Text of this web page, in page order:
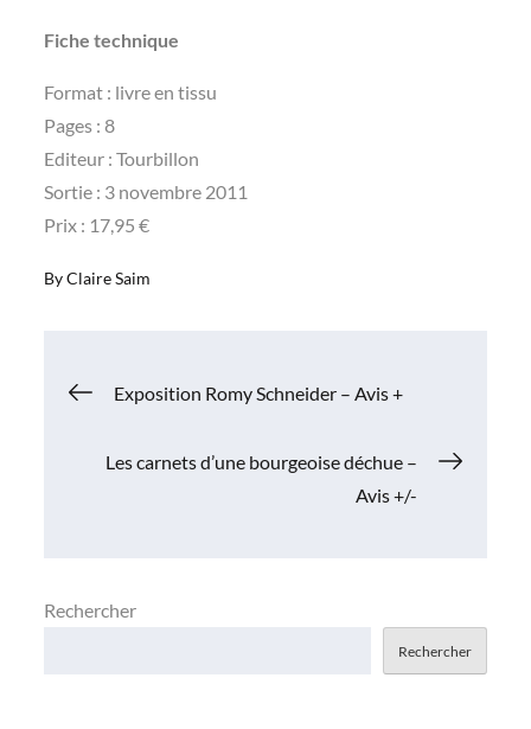
Fiche technique
Format : livre en tissu
Pages : 8
Editeur : Tourbillon
Sortie : 3 novembre 2011
Prix : 17,95 €
ByClaire Saim
Navigation
de
Exposition Romy Schneider – Avis +
Les carnets d’une bourgeoise déchue –
Avis +/-
Rechercher
Rechercher